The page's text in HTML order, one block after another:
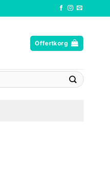
Offertkorg